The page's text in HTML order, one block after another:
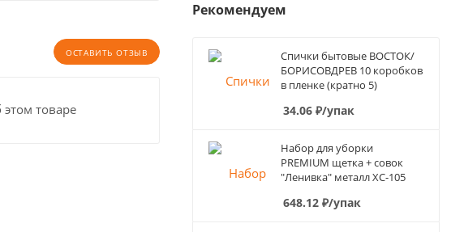
ОСТАВИТЬ ОТЗЫВ
товаре
Рекомендуем
Спички бытовые ВОСТОК/
БОРИСОВДРЕВ 10 коробков
в пленке (кратно 5)
34.06 ₽/упак
Набор для уборки
PREMIUM щетка + совок
"Ленивка" металл ХС-105
648.12 ₽/упак